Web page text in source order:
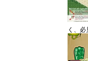
く、